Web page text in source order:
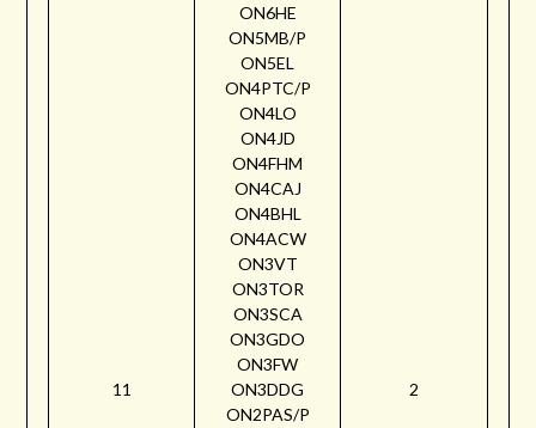
11
ON6HE
ON5MB/P
ON5EL
ON4PTC/P
ON4LO
ON4JD
ON4FHM
ON4CAJ
ON4BHL
ON4ACW
ON3VT
ON3TOR
ON3SCA
ON3GDO
ON3FW
ON3DDG
ON2PAS/P
2